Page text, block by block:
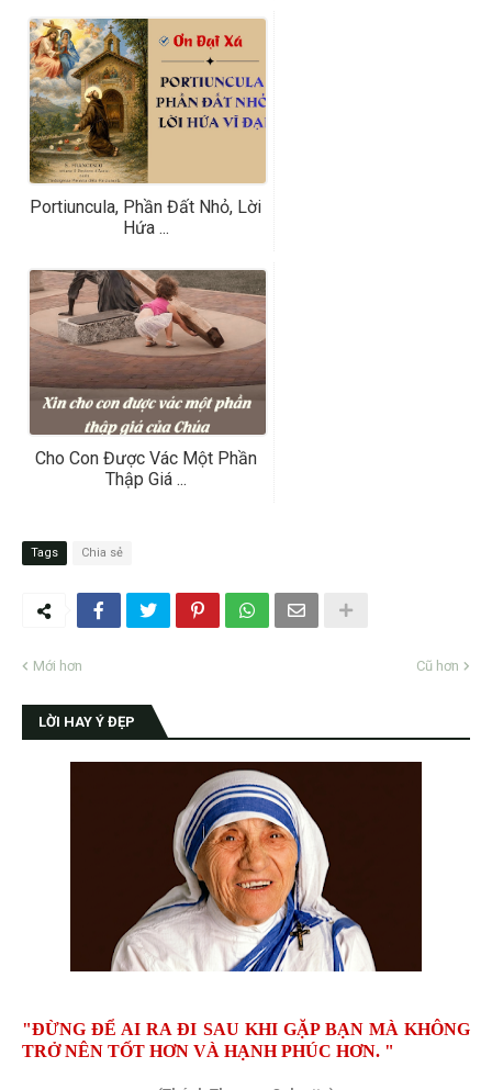
Portiuncula, Phần Đất Nhỏ, Lời
Hứa ...
Cho Con Được Vác Một Phần
Thập Giá ...
Tags Chia sẻ
Mới hơn Cũ hơn
LỜI HAY Ý ĐẸP
"ĐỪNG ĐỂ AI RA ĐI SAU KHI GẶP BẠN MÀ KHÔNG
TRỞ NÊN TỐT HƠN VÀ HẠNH PHÚC HƠN. "